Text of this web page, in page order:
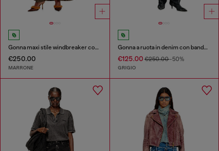
Gonna maxi stile windbreaker con zip frontale
€250.00
MARRONE
Gonna a ruota in denim con bande laterali
€125.00€250.00-50%
GRIGIO